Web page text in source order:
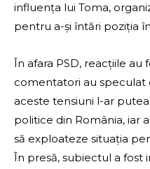
influența lui Toma,
pentru a-și întări poziția
În afara PSD, reacțiile au
comentatori au
aceste tensiuni l-ar
politice din România, iar
să exploateze situația
În presă, subiectul a fost